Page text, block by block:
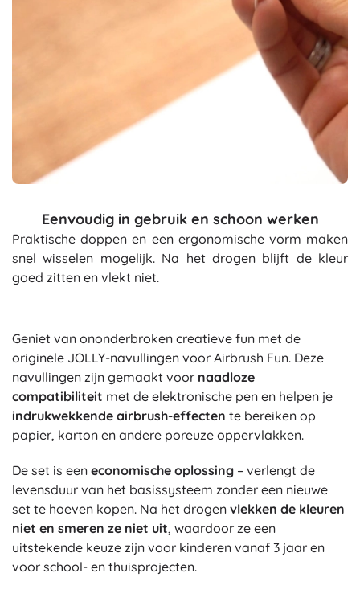
Eenvoudig in gebruik en schoon werken
Praktische doppen en een ergonomische vorm maken
snel wisselen mogelijk. Na het drogen blijft de kleur
goed zitten en vlekt niet.
Geniet van ononderbroken creatieve fun met de
originele JOLLY-navullingen voor Airbrush Fun. Deze
navullingen zijn gemaakt voor naadloze
compatibiliteit met de elektronische pen en helpen je
indrukwekkende airbrush-effecten te bereiken op
papier, karton en andere poreuze oppervlakken.
De set is een economische oplossing – verlengt de
levensduur van het basissysteem zonder een nieuwe
set te hoeven kopen. Na het drogen vlekken de kleuren
niet en smeren ze niet uit, waardoor ze een
uitstekende keuze zijn voor kinderen vanaf 3 jaar en
voor school- en thuisprojecten.